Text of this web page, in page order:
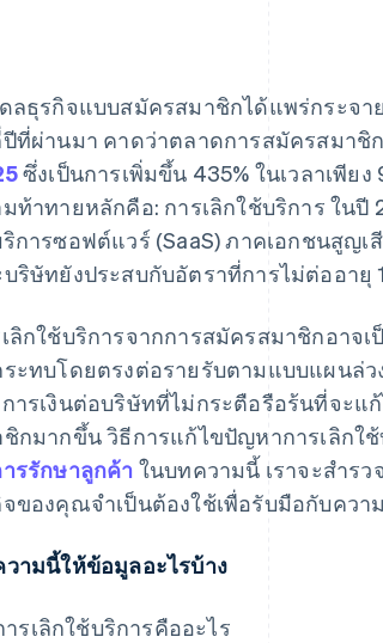
ลธุรกิจแบบสมัครสมาชิกได้แพร่กระจา
ที่ผ่านมา คาดว่าตลาดการสมัครสมาชิ
ซึ่งเป็นการเพิ่มขึ้น 435% ในเวลาเพี
ท้าทายหลักคือ: การเลิกใช้บริการ ในปี
การซอฟต์แวร์ (SaaS) ภาคเอกชนสูญเ
ริษัทยังประสบกับอัตราที่การไม่ต่ออายุ
ลิกใช้บริการจากการสมัครสมาชิกอาจ
ะทบโดยตรงต่อรายรับตามแบบแผนล่
ารเงินต่อบริษัทที่ไม่กระตือรือร้นที่จะ
กมากขึ้น วิธีการแก้ไขปัญหาการเลิกใ
รรักษาลูกค้า ในบทความนี้ เราจะสํารว
ของคุณจําเป็นต้องใช้เพื่อรับมือกับคว
ามนี้ให้ข้อมูลอะไรบ้าง
ารเลิกใช้บริการคืออะไร